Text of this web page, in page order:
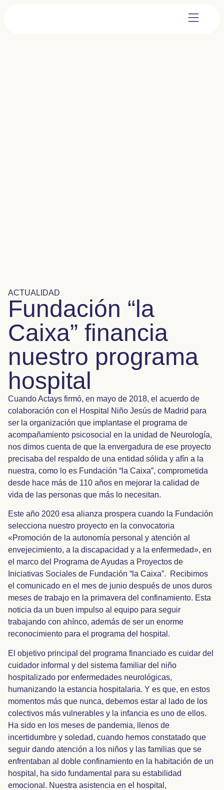
ACTUALIDAD
Fundación “la
Caixa” financia
nuestro programa
hospital
Cuando Actays firmó, en mayo de 2018, el acuerdo de
colaboración con el Hospital Niño Jesús de Madrid para
ser la organización que implantase el programa de
acompañamiento psicosocial en la unidad de Neurología,
nos dimos cuenta de que la envergadura de ese proyecto
precisaba del respaldo de una entidad sólida y afín a la
nuestra, como lo es Fundación “la Caixa”, comprometida
desde hace más de 110 años en mejorar la calidad de
vida de las personas que más lo necesitan.
Este año 2020 esa alianza prospera cuando la Fundación
selecciona nuestro proyecto en la convocatoria
«Promoción de la autonomía personal y atención al
envejecimiento, a la discapacidad y a la enfermedad», en
el marco del Programa de Ayudas a Proyectos de
Iniciativas Sociales de Fundación “la Caixa”. Recibimos
el comunicado en el mes de junio después de unos duros
meses de trabajo en la primavera del confinamiento. Esta
noticia da un buen impulso al equipo para seguir
trabajando con ahínco, además de ser un enorme
reconocimiento para el programa del hospital.
El objetivo principal del programa financiado es cuidar del
cuidador informal y del sistema familiar del niño
hospitalizado por enfermedades neurológicas,
humanizando la estancia hospitalaria. Y es que, en estos
momentos más que nunca, debemos estar al lado de los
colectivos más vulnerables y la infancia es uno de ellos.
Ha sido en los meses de pandemia, llenos de
incertidumbre y soledad, cuando hemos constatado que
seguir dando atención a los niños y las familias que se
enfrentaban al doble confinamiento en la habitación de un
hospital, ha sido fundamental para su estabilidad
emocional. Nuestra asistencia en el hospital,